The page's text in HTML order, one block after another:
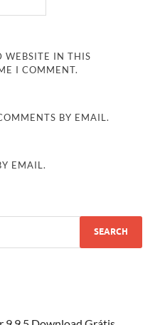
WEBSITE IN THIS
I COMMENT.
BY EMAIL.
EMAIL.